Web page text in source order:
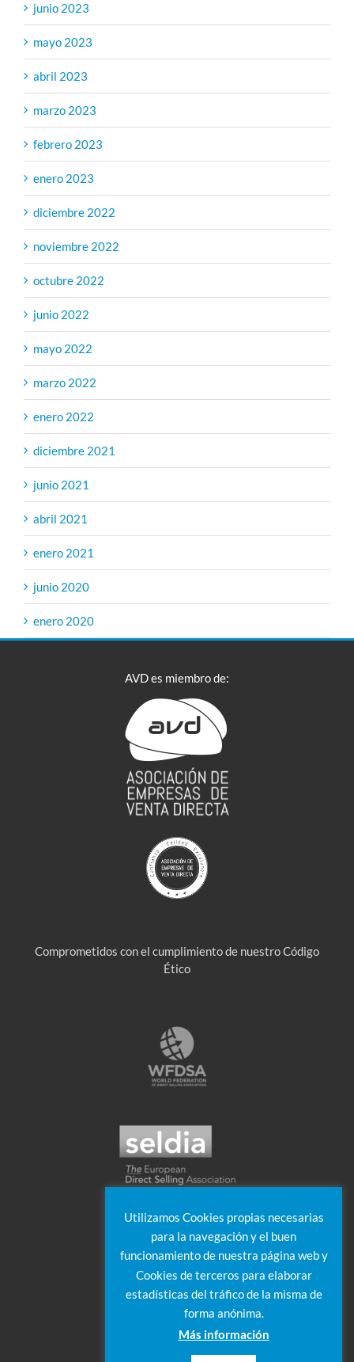
junio 2023
mayo 2023
abril 2023
marzo 2023
febrero 2023
enero 2023
diciembre 2022
noviembre 2022
octubre 2022
junio 2022
mayo 2022
marzo 2022
enero 2022
diciembre 2021
junio 2021
abril 2021
enero 2021
junio 2020
enero 2020
AVD es miembro de:
Comprometidos con el cumplimiento de nuestro Código
Ético
Utilizamos Cookies propias necesarias
para la navegación y el buen
funcionamiento de nuestra página web y
Cookies de terceros para elaborar
estadísticas del tráfico de la misma de
forma anónima.
Más información